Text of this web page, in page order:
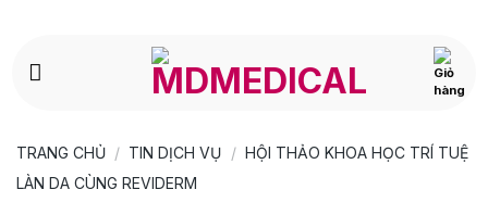
dung
TRANG CHỦ / TIN DỊCH VỤ / HỘI THẢO KHOA HỌC TRÍ TUỆ
LÀN DA CÙNG REVIDERM